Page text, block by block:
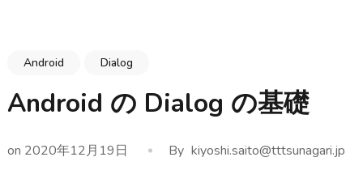
Android Dialog
Android の Dialog の基礎
on 2020年12月19日 By kiyoshi.saito@tttsunagari.jp